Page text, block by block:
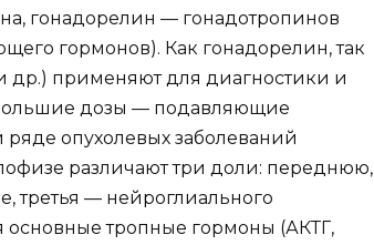
гонадорелин — гонадотропинов
гормонов). Как гонадорелин, так
др.) применяют для диагностики и
дозы — подавляющие
опухолевых заболеваний
различают три доли: переднюю,
— нейроглиального
тропные гормоны (АКТГ,